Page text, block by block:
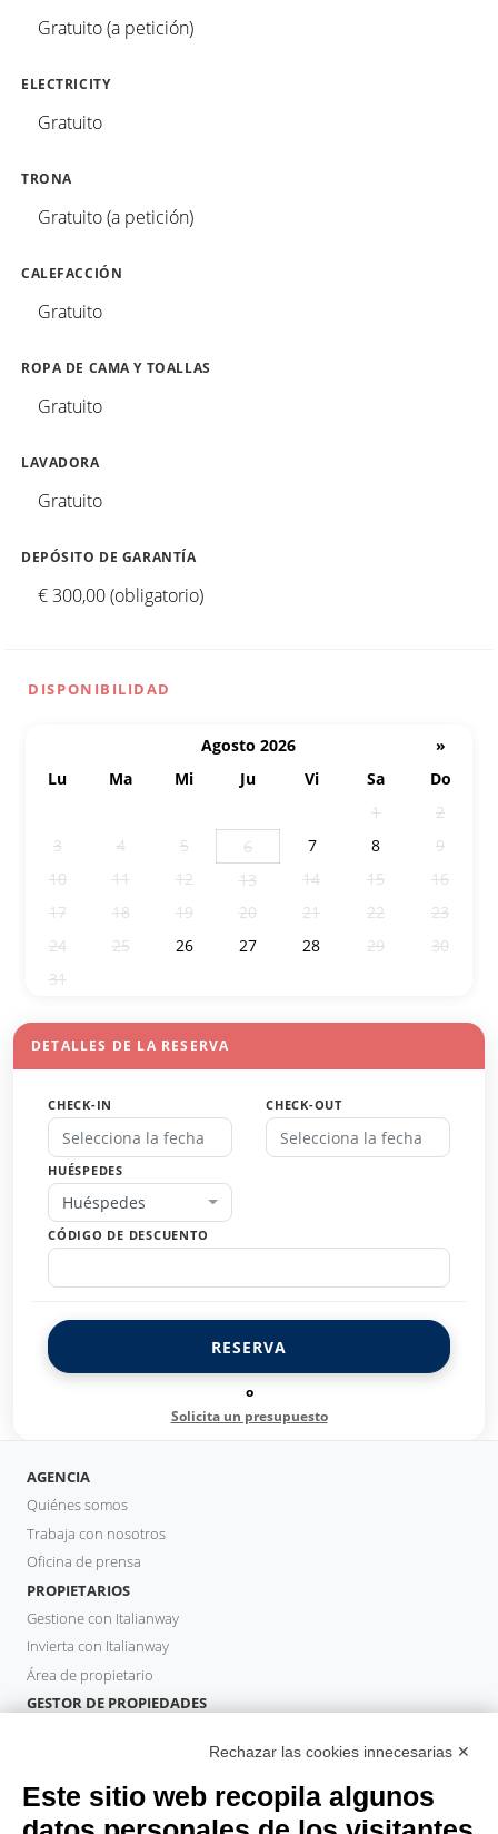
Gratuito (a petición)
ELECTRICITY
Gratuito
TRONA
Gratuito (a petición)
CALEFACCIÓN
Gratuito
ROPA DE CAMA Y TOALLAS
Gratuito
LAVADORA
Gratuito
DEPÓSITO DE GARANTÍA
€ 300,00 (obligatorio)
DISPONIBILIDAD
Agosto 2026
»
Lu
Ma Mi Ju Vi Sa
Do
1
2
3
4 5 6 7 8
9
10
11 12 13 14 15
16
17
18 19 20 21 22
23
24
25 26 27 28 29
30
31
DETALLES DE LA RESERVA
CHECK-IN CHECK-OUT
HUÉSPEDES
Huéspedes
CÓDIGO DE DESCUENTO
RESERVA
o
Solicita un presupuesto
AGENCIA
Quiénes somos
Trabaja con nosotros
Oficina de prensa
PROPIETARIOS
Gestione con Italianway
Invierta con Italianway
Área de propietario
GESTOR DE PROPIEDADES
HUÉSPEDES
Reserve una estancia
Rechazar las cookies innecesarias ✕
Este sitio web recopila algunos